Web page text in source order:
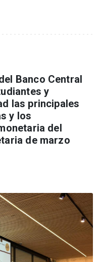
Banco Central
y
las principales
y los
del
de marzo